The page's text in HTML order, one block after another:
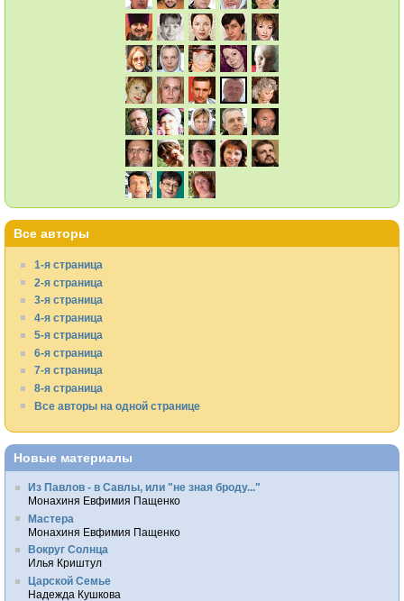
Все авторы
1-я страница
2-я страница
3-я страница
4-я страница
5-я страница
6-я страница
7-я страница
8-я страница
Все авторы на одной странице
Новые материалы
Из Павлов - в Савлы, или "не зная броду..."
Монахиня Евфимия Пащенко
Мастера
Монахиня Евфимия Пащенко
Вокруг Солнца
Илья Криштул
Царской Семье
Надежда Кушкова